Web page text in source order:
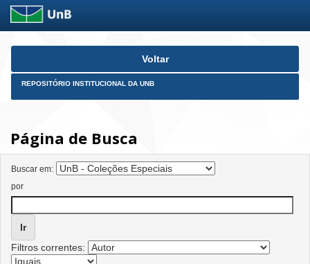
Skip
Voltar
REPOSITÓRIO INSTITUCIONAL DA UNB
Página de Busca
Buscar em:
por
Filtros correntes: